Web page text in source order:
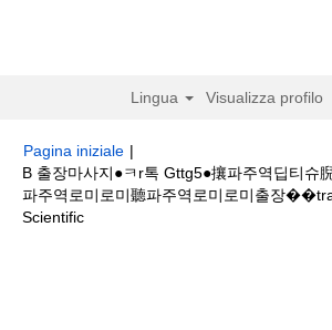
Lingua Visualizza profilo
Pagina iniziale |
B 출장마사지●ㅋr톡 Gttg5●攘파주역딥티슈
파주역로미로미聽파주역로미로미출장
Scientific(pagina